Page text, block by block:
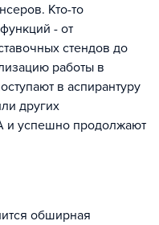
Кто-то
- от
стендов до
работы в
в аспирантуру
других
и успешно продолжают